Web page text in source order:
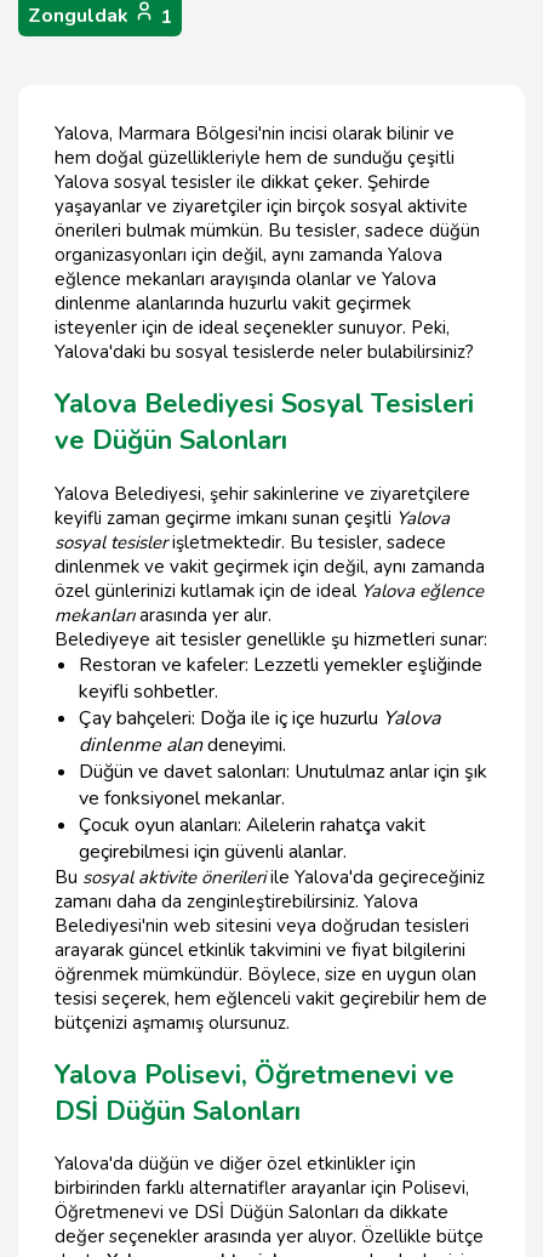
Zonguldak 1
Yalova, Marmara Bölgesi'nin incisi olarak bilinir ve
hem doğal güzellikleriyle hem de sunduğu çeşitli
Yalova sosyal tesisler ile dikkat çeker. Şehirde
yaşayanlar ve ziyaretçiler için birçok sosyal aktivite
önerileri bulmak mümkün. Bu tesisler, sadece düğün
organizasyonları için değil, aynı zamanda Yalova
eğlence mekanları arayışında olanlar ve Yalova
dinlenme alanlarında huzurlu vakit geçirmek
isteyenler için de ideal seçenekler sunuyor. Peki,
Yalova'daki bu sosyal tesislerde neler bulabilirsiniz?
Yalova Belediyesi Sosyal Tesisleri
ve Düğün Salonları
Yalova Belediyesi, şehir sakinlerine ve ziyaretçilere
keyifli zaman geçirme imkanı sunan çeşitli Yalova
sosyal tesislerişletmektedir. Bu tesisler, sadece
dinlenmek ve vakit geçirmek için değil, aynı zamanda
özel günlerinizi kutlamak için de ideal Yalova eğlence
mekanlarıarasında yer alır.
Belediyeye ait tesisler genellikle şu hizmetleri sunar:
Restoran ve kafeler: Lezzetli yemekler eşliğinde
keyifli sohbetler.
Çay bahçeleri: Doğa ile iç içe huzurlu Yalova
dinlenme alandeneyimi.
Düğün ve davet salonları: Unutulmaz anlar için şık
ve fonksiyonel mekanlar.
Çocuk oyun alanları: Ailelerin rahatça vakit
geçirebilmesi için güvenli alanlar.
Bu sosyal aktivite önerileriile Yalova'da geçireceğiniz
zamanı daha da zenginleştirebilirsiniz. Yalova
Belediyesi'nin web sitesini veya doğrudan tesisleri
arayarak güncel etkinlik takvimini ve fiyat bilgilerini
öğrenmek mümkündür. Böylece, size en uygun olan
tesisi seçerek, hem eğlenceli vakit geçirebilir hem de
bütçenizi aşmamış olursunuz.
Yalova Polisevi, Öğretmenevi ve
DSİ Düğün Salonları
Yalova'da düğün ve diğer özel etkinlikler için
birbirinden farklı alternatifler arayanlar için Polisevi,
Öğretmenevi ve DSİ Düğün Salonları da dikkate
değer seçenekler arasında yer alıyor. Özellikle bütçe